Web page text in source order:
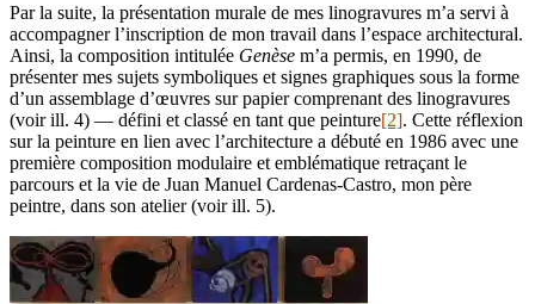
Par la suite, la présentation murale de mes linogravures m’a servi à
accompagner l’inscription de mon travail dans l’espace architectural.
Ainsi, la composition intitulée Genèse m’a permis, en 1990, de
présenter mes sujets symboliques et signes graphiques sous la forme
d’un assemblage d’œuvres sur papier comprenant des linogravures
(voir ill. 4) — défini et classé en tant que peinture[2]. Cette réflexion
sur la peinture en lien avec l’architecture a débuté en 1986 avec une
première composition modulaire et emblématique retraçant le
parcours et la vie de Juan Manuel Cardenas-Castro, mon père
peintre, dans son atelier (voir ill. 5).